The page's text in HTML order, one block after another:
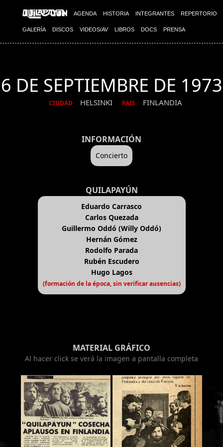
AGENDA HISTORIA INTEGRANTES REPERTORIO
GALERÍA DISCOS VIDEOS/AV LIBROS DOCS PRENSA
6 DE SEPTIEMBRE DE 1973
CIUDAD HELSINKI PAIS FINLANDIA
INFORMACIÓN
Concierto
QUILAPAYÚN
Eduardo Carrasco
Carlos Quezada
Guillermo Oddó (Willy Oddó)
Hernán Gómez
Rodolfo Parada
Rubén Escudero
Hugo Lagos
(formación de la época, sin verificar ausencias)
MATERIAL GRÁFICO
Al hacer click se verá la imagen a pantalla completa